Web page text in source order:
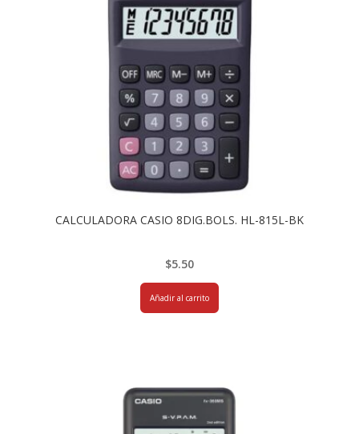
CALCULADORA CASIO 8DIG.BOLS. HL-815L-BK
$5.50
Añadir al carrito